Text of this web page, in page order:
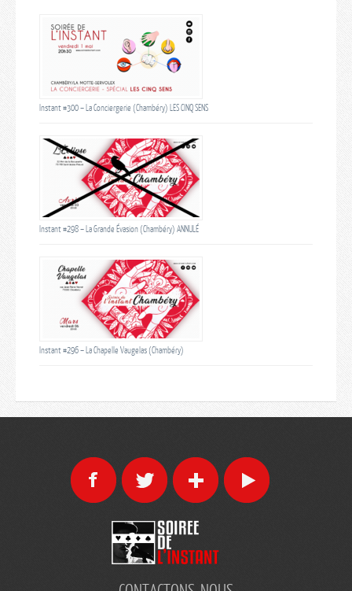
Instant #300 – La Conciergerie (Chambéry) LES CINQ SENS
Instant #298 – La Grande Évasion (Chambéry) ANNULÉ
Instant #296 – La Chapelle Vaugelas (Chambéry)